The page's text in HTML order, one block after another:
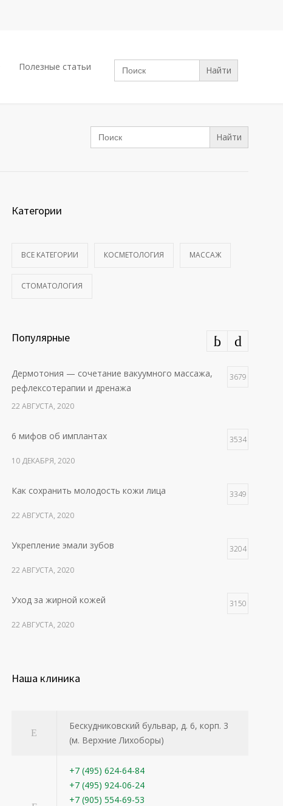
Полезные статьи Search
for:
Search
for:
Категории
ВСЕ КАТЕГОРИИ КОСМЕТОЛОГИЯ МАССАЖ
СТОМАТОЛОГИЯ
Популярные
Дермотония — сочетание вакуумного массажа,
рефлексотерапии и дренажа
3679
22 АВГУСТА, 2020
6 мифов об имплантах 3534
10 ДЕКАБРЯ, 2020
Как сохранить молодость кожи лица 3349
22 АВГУСТА, 2020
Укрепление эмали зубов 3204
22 АВГУСТА, 2020
Уход за жирной кожей 3150
22 АВГУСТА, 2020
Наша клиника
Бескудниковский бульвар, д. 6, корп. 3
(м. Верхние Лихоборы)
+7 (495) 624-64-84
+7 (495) 924-06-24
+7 (905) 554-69-53